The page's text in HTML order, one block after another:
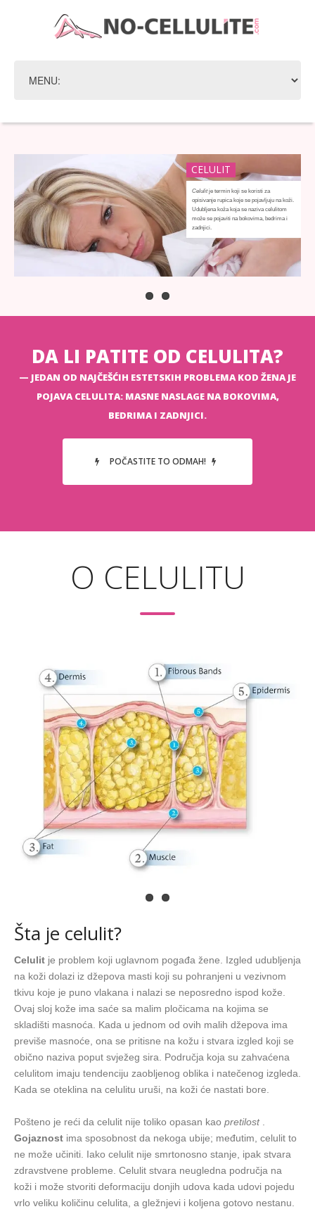
DA LI PATITE OD CELULITA?
JEDAN OD NAJČEŠĆIH ESTETSKIH PROBLEMA KOD ŽENA JE
POJAVA CELULITA: MASNE NASLAGE NA BOKOVIMA,
BEDRIMA I ZADNJICI.
POČASTITE TO ODMAH!
O CELULITU
Šta je celulit?
Celulit je problem koji uglavnom pogađa žene. Izgled udubljenja
na koži dolazi iz džepova masti koji su pohranjeni u vezivnom
tkivu koje je puno vlakana i nalazi se neposredno ispod kože.
Ovaj sloj kože ima saće sa malim pločicama na kojima se
skladišti masnoća. Kada u jednom od ovih malih džepova ima
previše masnoće, ona se pritisne na kožu i stvara izgled koji se
obično naziva poput svježeg sira. Područja koja su zahvaćena
celulitom imaju tendenciju zaobljenog oblika i natečenog izgleda.
Kada se oteklina na celulitu uruši, na koži će nastati bore.
Pošteno je reći da celulit nije toliko opasan kao pretilost.
Gojaznost ima sposobnost da nekoga ubije; međutim, celulit to
ne može učiniti. Iako celulit nije smrtonosno stanje, ipak stvara
zdravstvene probleme. Celulit stvara neugledna područja na
koži i može stvoriti deformaciju donjih udova kada udovi pojedu
vrlo veliku količinu celulita, a gležnjevi i koljena gotovo nestanu.